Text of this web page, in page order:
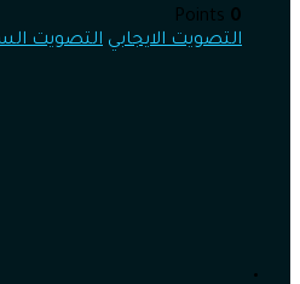
0
التصويت الايجابي التصويت